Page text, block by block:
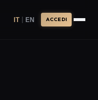
IT | EN ACCEDI